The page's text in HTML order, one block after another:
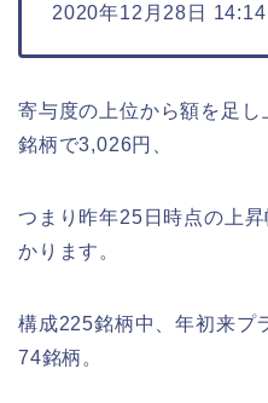
2020年12月28日
寄与度の上位から額を足
銘柄で3,026円、
つまり昨年25日時点の上
かります。
構成225銘柄中、年初来プ
74銘柄。